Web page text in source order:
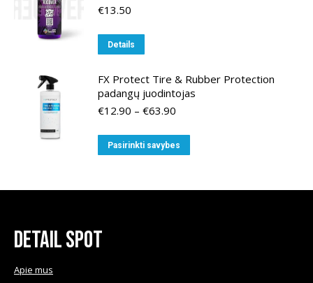
€13.50
Details
FX Protect Tire & Rubber Protection
padangų juodintojas
€12.90 – €63.90
€12.90
through
Pasirinkti savybes
Detail Spot
Apie mus